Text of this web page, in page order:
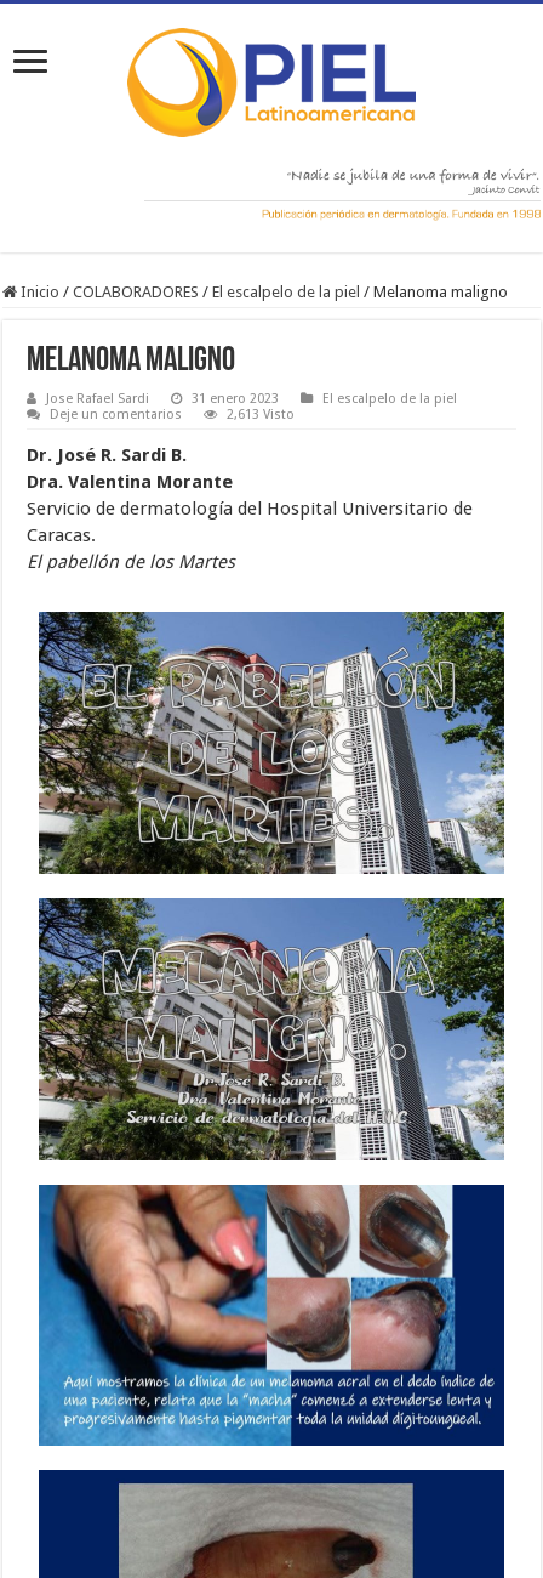
Inicio / COLABORADORES / El escalpelo de la piel / Melanoma maligno
Melanoma maligno
Jose Rafael Sardi 31 enero 2023
El escalpelo de la piel
Deje un comentarios
2,613 Visto
Dr. José R. Sardi B.
Dra. Valentina Morante
Servicio de dermatología del Hospital Universitario de
Caracas.
El pabellón de los Martes